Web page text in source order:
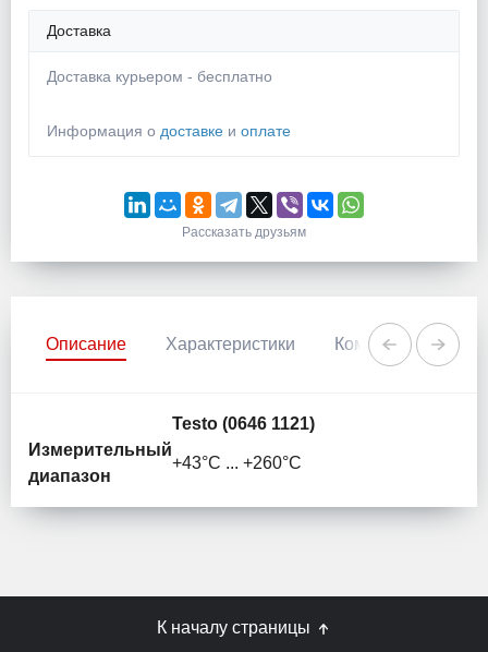
Доставка
Доставка курьером - бесплатно
Информация о доставке и оплате
Рассказать друзьям
Описание Характеристики Комментарии
Testo (0646 1121)
Измерительный
диапазон
+43°C ... +260°C
К началу страницы